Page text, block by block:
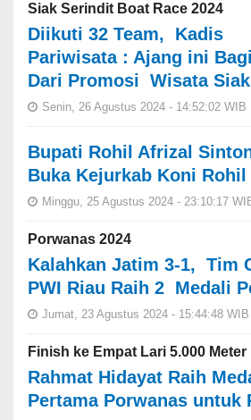
Siak Serindit Boat Race 2024
Diikuti 32 Team, Kadis
Pariwisata : Ajang ini
Dari Promosi Wisata Siak
Senin, 26 Agustus 2024 - 14:52:02 WIB
Bupati Rohil Afrizal
Buka Kejurkab Koni Rohil
Minggu, 25 Agustus 2024 - 23:10:17
Porwanas 2024
Kalahkan Jatim 3-1, Tim
PWI Riau Raih 2 Medali
Jumat, 23 Agustus 2024 - 15:44:48 WIB
Finish ke Empat Lari 5.000 Meter
Rahmat Hidayat Raih
Pertama Porwanas untuk